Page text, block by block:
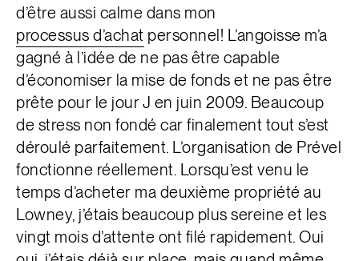
d’être aussi calme dans mon
processus d’achat personnel! L’angoisse m’a
gagné à l’idée de ne pas être capable
d’économiser la mise de fonds et ne pas être
prête pour le jour J en juin 2009. Beaucoup
de stress non fondé car finalement tout s’est
déroulé parfaitement. L’organisation de Prével
fonctionne réellement. Lorsqu’est venu le
temps d’acheter ma deuxième propriété au
Lowney, j’étais beaucoup plus sereine et les
vingt mois d’attente ont filé rapidement. Oui